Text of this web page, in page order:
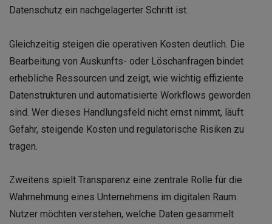
Datenschutz ein nachgelagerter Schritt ist.
Gleichzeitig steigen die operativen Kosten deutlich. Die
Bearbeitung von Auskunfts- oder Löschanfragen bindet
erhebliche Ressourcen und zeigt, wie wichtig effiziente
Datenstrukturen und automatisierte Workflows geworden
sind. Wer dieses Handlungsfeld nicht ernst nimmt, läuft
Gefahr, steigende Kosten und regulatorische Risiken zu
tragen.
Zweitens spielt Transparenz eine zentrale Rolle für die
Wahrnehmung eines Unternehmens im digitalen Raum.
Nutzer möchten verstehen, welche Daten gesammelt